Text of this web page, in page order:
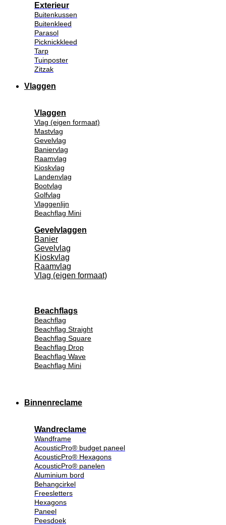
Exterieur
Buitenkussen
Buitenkleed
Parasol
Picknickkleed
Tarp
Tuinposter
Zitzak
Vlaggen
Vlaggen
Vlag (eigen formaat)
Mastvlag
Gevelvlag
Baniervlag
Raamvlag
Kioskvlag
Landenvlag
Bootvlag
Golfvlag
Vlaggenlijn
Beachflag Mini
Gevelvlaggen
Banier
Gevelvlag
Kioskvlag
Raamvlag
Vlag (eigen formaat)
Beachflags
Beachflag
Beachflag Straight
Beachflag Square
Beachflag Drop
Beachflag Wave
Beachflag Mini
Binnenreclame
Wandreclame
Wandframe
AcousticPro® budget paneel
AcousticPro® Hexagons
AcousticPro® panelen
Aluminium bord
Behangcirkel
Freesletters
Hexagons
Paneel
Peesdoek